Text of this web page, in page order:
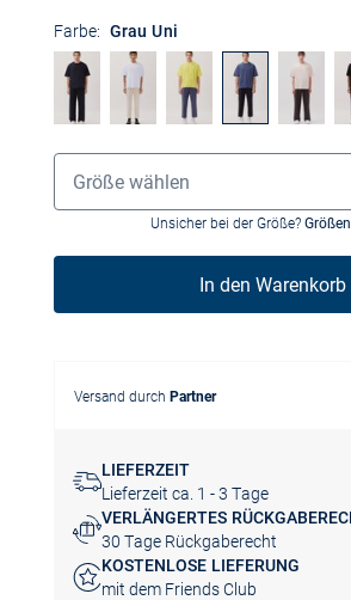
Farbe: Grau Uni
Grössenauswahl
Größe wählen
Unsicher bei der Größe?
In den Warenkorb
Versand durch Partner
LIEFERZEIT
Lieferzeit ca. 1 - 3 Tage
VERLÄNGERTES
30 Tage Rückgaberecht
KOSTENLOSE LIEFERUNG
mit dem Friends Club